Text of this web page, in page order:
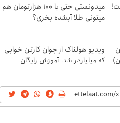
میدونستی حتی با ۱۰۰ هزارتومان هم
میتونی طلا آبشده بخری؟
ویدیو هولناک از جوان کارتن خوابی
که میلیاردر شد. آموزش رایگان